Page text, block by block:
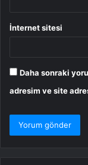
İnternet sitesi
Daha sonraki
adresim ve site